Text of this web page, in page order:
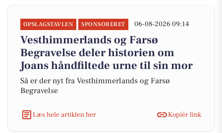
OPSLAGSTAVLEN SPONSORERET 06-08-2026 09:14
Vesthimmerlands og Farsø
Begravelse deler historien om
Joans håndfiltede urne til sin mor
Så er der nyt fra Vesthimmerlands og Farsø
Begravelse
Læs hele artiklen her Kopiér link